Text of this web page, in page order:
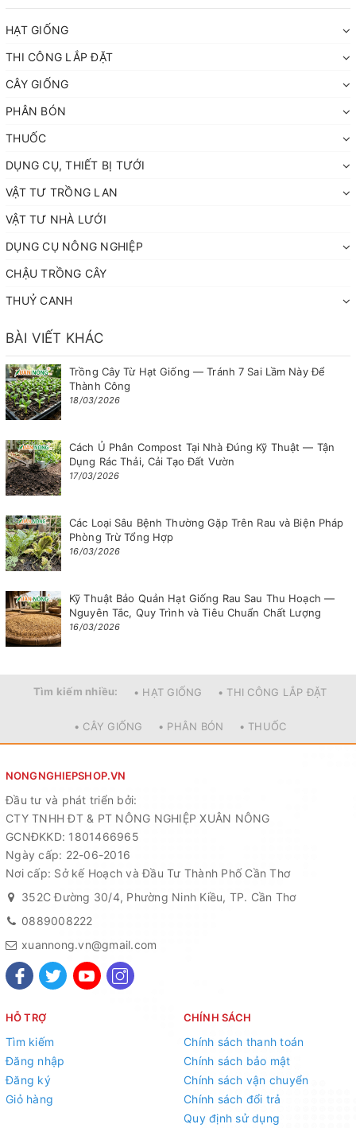
HẠT GIỐNG
THI CÔNG LẮP ĐẶT
CÂY GIỐNG
PHÂN BÓN
THUỐC
DỤNG CỤ, THIẾT BỊ TƯỚI
VẬT TƯ TRỒNG LAN
VẬT TƯ NHÀ LƯỚI
DỤNG CỤ NÔNG NGHIỆP
CHẬU TRỒNG CÂY
THUỶ CANH
BÀI VIẾT KHÁC
Trồng Cây Từ Hạt Giống — Tránh 7 Sai Lầm Này Để
Thành Công
18/03/2026
Cách Ủ Phân Compost Tại Nhà Đúng Kỹ Thuật — Tận
Dụng Rác Thải, Cải Tạo Đất Vườn
17/03/2026
Các Loại Sâu Bệnh Thường Gặp Trên Rau và Biện Pháp
Phòng Trừ Tổng Hợp
16/03/2026
Kỹ Thuật Bảo Quản Hạt Giống Rau Sau Thu Hoạch —
Nguyên Tắc, Quy Trình và Tiêu Chuẩn Chất Lượng
16/03/2026
Tìm kiếm nhiều: • HẠT GIỐNG • THI CÔNG LẮP ĐẶT
• CÂY GIỐNG • PHÂN BÓN • THUỐC
NONGNGHIEPSHOP.VN
Đầu tư và phát triển bởi:
CTY TNHH ĐT & PT NÔNG NGHIỆP XUÂN NÔNG
GCNĐKKD: 1801466965
Ngày cấp: 22-06-2016
Nơi cấp: Sở kế Hoạch và Đầu Tư Thành Phố Cần Thơ
352C Đường 30/4, Phường Ninh Kiều, TP. Cần Thơ
0889008222
xuannong.vn@gmail.com
HỖ TRỢ
Tìm kiếm
Đăng nhập
Đăng ký
Giỏ hàng
CHÍNH SÁCH
Chính sách thanh toán
Chính sách bảo mật
Chính sách vận chuyển
Chính sách đổi trả
Quy định sử dụng